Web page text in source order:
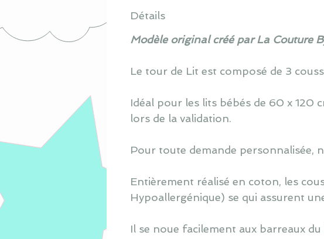
Détails
Modèle original créé par La Couture
Le tour de Lit est composé de 3
Idéal pour les lits bébés de 60 x 120
lors de la validation.
Pour toute demande personnalisée,
Entièrement réalisé en coton, les
Hypoallergénique) se qui assurent
Il se noue facilement aux barreaux